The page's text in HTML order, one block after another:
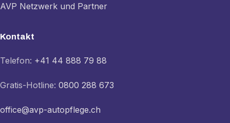
AVP Netzwerk und Partner
Kontakt
Telefon: +41 44 888 79 88
Gratis-Hotline: 0800 288 673
office@avp-autopflege.ch